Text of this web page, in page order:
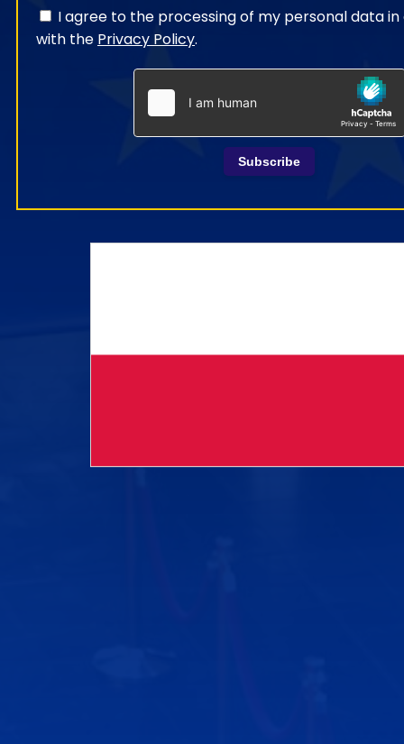
I agree to the processing of my personal data
with the Privacy Policy.
Subscribe